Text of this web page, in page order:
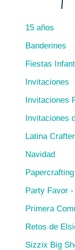
15 años
Banderines
Fiestas
Invitaciones
Invitaciones
Invitaciones
Latina Crafter
Navidad
Papercrafting
Party Favor
Primera
Retos de
Sizzix Big